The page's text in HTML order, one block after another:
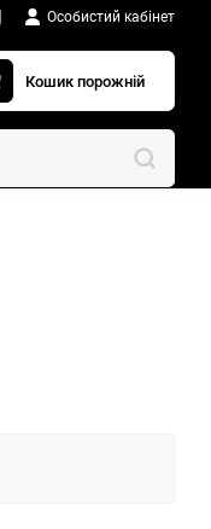
Особистий кабінет
Кошик порожній